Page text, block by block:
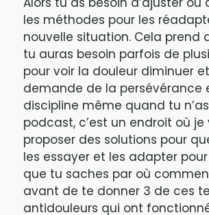
les méthodes pour les
nouvelle situation. Cela prend
tu auras besoin parfois de
pour voir la douleur diminuer
demande de la persévérance
discipline même quand tu
podcast, c’est un endroit où je
proposer des solutions pour
les essayer et les adapter
que tu saches par où
avant de te donner 3 de ces
antidouleurs qui ont